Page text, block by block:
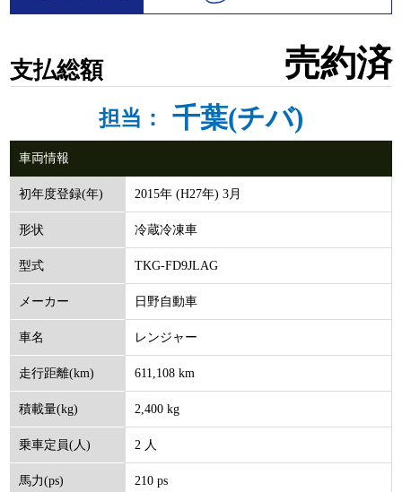
支払総額 売約済
担当： 千葉(チバ)
車両情報
初年度登録(年) 2015年 (H27年) 3月
形状 冷蔵冷凍車
型式 TKG-FD9JLAG
メーカー 日野自動車
車名 レンジャー
走行距離(km) 611,108 km
積載量(kg) 2,400 kg
乗車定員(人) 2 人
馬力(ps) 210 ps